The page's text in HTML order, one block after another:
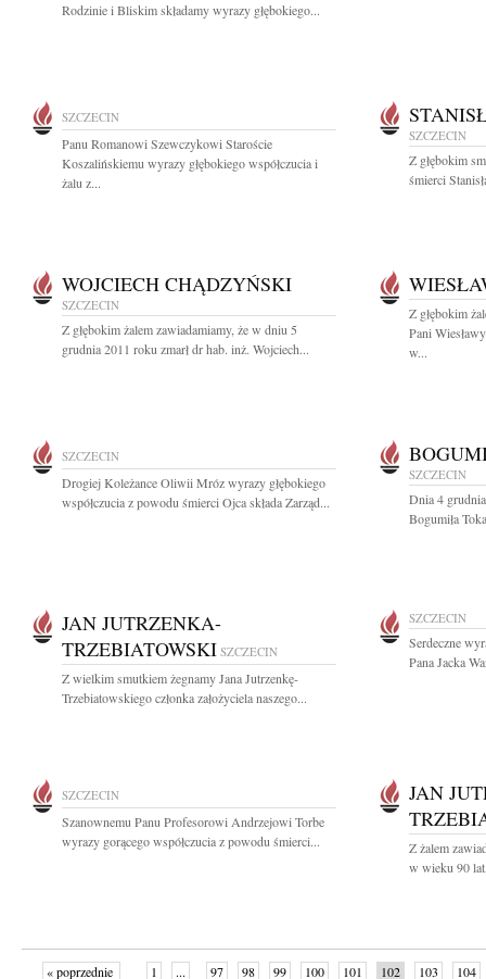
Rodzinie i Bliskim składamy wyrazy głębokiego...
SZCZECIN
Panu Romanowi Szewczykowi Staroście
Koszalińskiemu wyrazy głębokiego współczucia i
żalu z...
SZCZECIN
Z głębokim
śmierci
WOJCIECH CHĄDZYŃSKI
SZCZECIN
Z głębokim żalem zawiadamiamy, że w dniu 5
grudnia 2011 roku zmarł dr hab. inż. Wojciech...
Z głębokim
Pani
w...
SZCZECIN
Drogiej Koleżance Oliwii Mróz wyrazy głębokiego
współczucia z powodu śmierci Ojca składa Zarząd...
SZCZECIN
Dnia 4
Bogumiła
JAN JUTRZENKA-
TRZEBIATOWSKI SZCZECIN
Z wielkim smutkiem żegnamy Jana Jutrzenkę-
Trzebiatowskiego członka założyciela naszego...
SZCZECIN
Serdeczne
Pana Jacka
SZCZECIN
Szanownemu Panu Profesorowi Andrzejowi Torbe
wyrazy gorącego współczucia z powodu śmierci...
JAN
Z żalem
w wieku 90
« poprzednie 1 ... 97 98 99 100 101 102 103 104